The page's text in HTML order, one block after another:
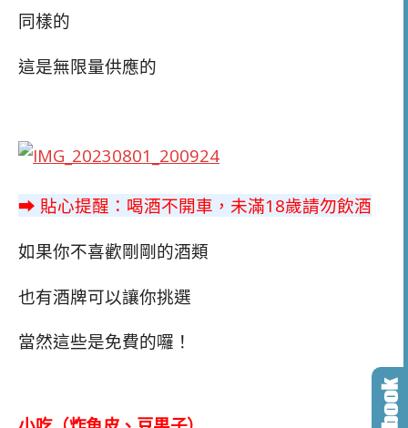
同樣的
這是無限量供應的
➡ 貼心提醒：喝酒不開車，未滿18歲請勿飲酒
如果你不喜歡剛剛的酒類
也有酒牌可以讓你挑選
當然這些是免費的囉！